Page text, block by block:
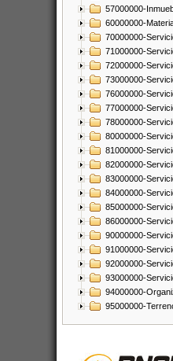
57000000-
60000000-
70000000-
71000000-
72000000-
73000000-
76000000-
77000000-
78000000-
80000000-
81000000-
82000000-
83000000-
84000000-
85000000-
86000000-
90000000-
91000000-
92000000-
93000000-
94000000-
95000000-